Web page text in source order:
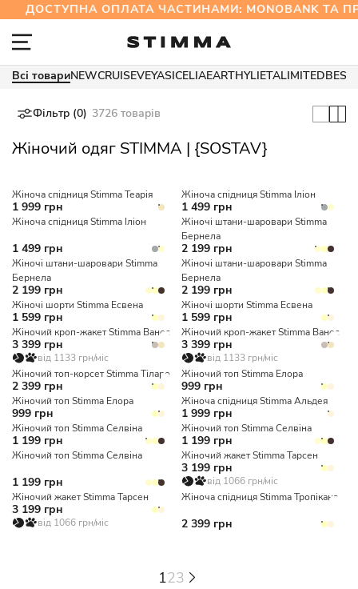
ДОСТУПНА ОПЛАТА ЧАСТИНАМИ: MONOBANK
Всі товариNEWCRUISEVEYASICELIAEARTHYLIETALIMITED
Фільтр (0) 3726 товарів
Жіночий одяг STIMMA | {SOSTAV}
Жіноча спідниця Stimma Теарія
1 999 грн
Жіноча спідниця Stimma Іліон
1 499 грн
Жіноча спідниця Stimma Іліон
1 499 грн
Жіночі штани-шаровари Stimma
Бернела
2 199 грн
Жіночі штани-шаровари Stimma
Бернела
2 199 грн
Жіночі штани-шаровари Stimma
Бернела
2 199 грн
Жіночі шорти Stimma Есвена
1 599 грн
Жіночі шорти Stimma Есвена
1 599 грн
Жіночий кроп-жакет Stimma Ванес
3 399 грн
від 1133 грн/міс
Жіночий кроп-жакет Stimma Ванес
3 399 грн
від 1133 грн/міс
Жіночий топ-корсет Stimma Тіларо
2 399 грн
Жіночий топ Stimma Елора
999 грн
Жіночий топ Stimma Елора
999 грн
Жіноча спідниця Stimma Альдея
1 999 грн
Жіночий топ Stimma Селвіна
1 199 грн
Жіночий топ Stimma Селвіна
1 199 грн
Жіночий топ Stimma Селвіна
1 199 грн
Жіночий жакет Stimma Тарсен
3 199 грн
від 1066 грн/міс
Жіночий жакет Stimma Тарсен
3 199 грн
від 1066 грн/міс
Жіноча спідниця Stimma Тропікана
2 399 грн
123